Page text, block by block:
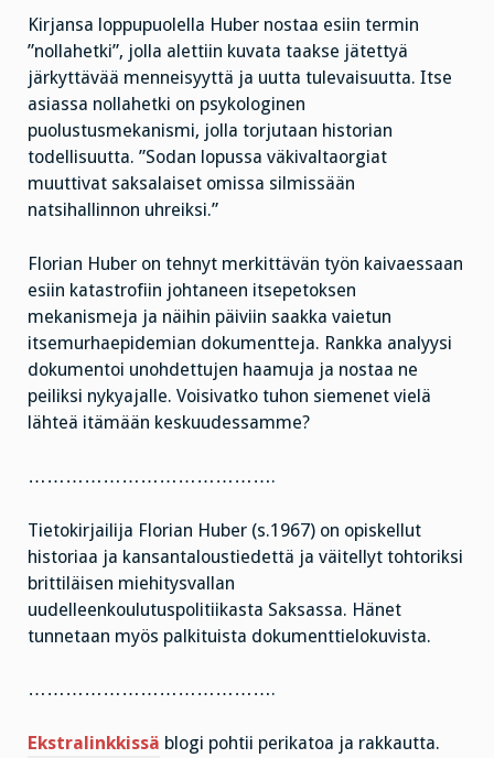
Kirjansa loppupuolella Huber nostaa esiin termin
”nollahetki”, jolla alettiin kuvata taakse jätettyä
järkyttävää menneisyyttä ja uutta tulevaisuutta. Itse
asiassa nollahetki on psykologinen
puolustusmekanismi, jolla torjutaan historian
todellisuutta. ”Sodan lopussa väkivaltaorgiat
muuttivat saksalaiset omissa silmissään
natsihallinnon uhreiksi.”
Florian Huber on tehnyt merkittävän työn kaivaessaan
esiin katastrofiin johtaneen itsepetoksen
mekanismeja ja näihin päiviin saakka vaietun
itsemurhaepidemian dokumentteja. Rankka analyysi
dokumentoi unohdettujen haamuja ja nostaa ne
peiliksi nykyajalle. Voisivatko tuhon siemenet vielä
lähteä itämään keskuudessamme?
………………………………….
Tietokirjailija Florian Huber (s.1967) on opiskellut
historiaa ja kansantaloustiedettä ja väitellyt tohtoriksi
brittiläisen miehitysvallan
uudelleenkoulutuspolitiikasta Saksassa. Hänet
tunnetaan myös palkituista dokumenttielokuvista.
………………………………….
Ekstralinkkissä blogi pohtii perikatoa ja rakkautta.